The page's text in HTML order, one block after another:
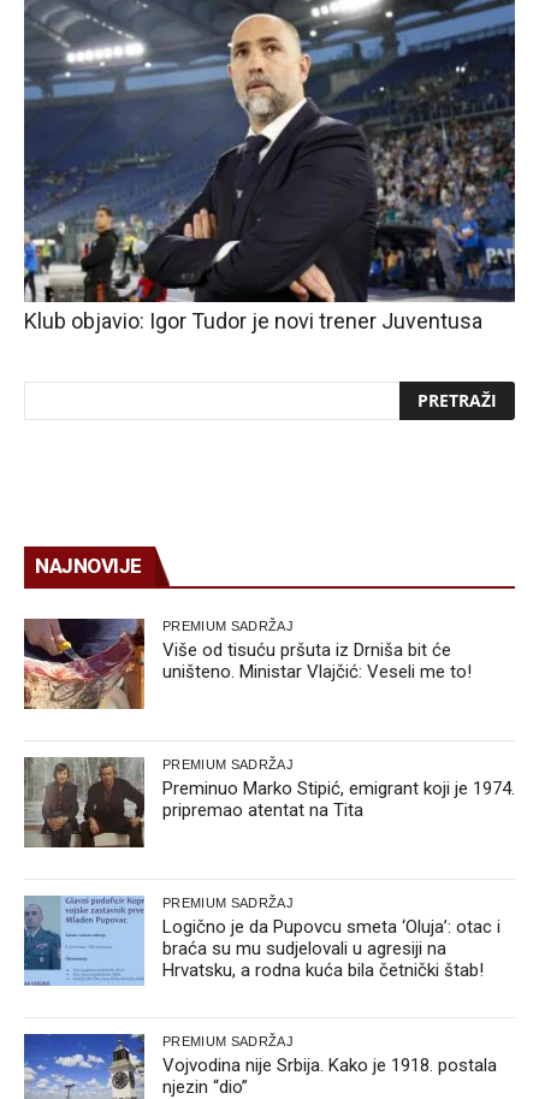
Klub objavio: Igor Tudor je novi trener Juventusa
NAJNOVIJE
PREMIUM SADRŽAJ
Više od tisuću pršuta iz Drniša bit će
uništeno. Ministar Vlajčić: Veseli me to!
PREMIUM SADRŽAJ
Preminuo Marko Stipić, emigrant koji je 1974.
pripremao atentat na Tita
PREMIUM SADRŽAJ
Logično je da Pupovcu smeta ‘Oluja’: otac i
braća su mu sudjelovali u agresiji na
Hrvatsku, a rodna kuća bila četnički štab!
PREMIUM SADRŽAJ
Vojvodina nije Srbija. Kako je 1918. postala
njezin “dio”